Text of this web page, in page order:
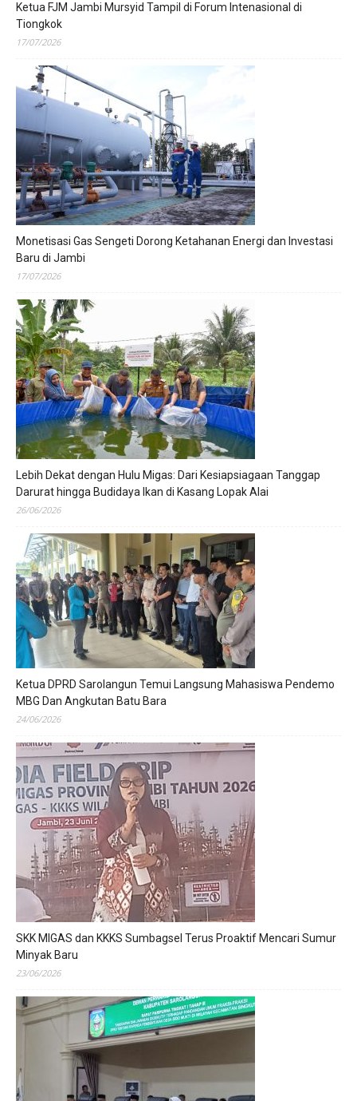
Ketua FJM Jambi Mursyid Tampil di Forum Intenasional di
Tiongkok
17/07/2026
Monetisasi Gas Sengeti Dorong Ketahanan Energi dan Investasi
Baru di Jambi
17/07/2026
Lebih Dekat dengan Hulu Migas: Dari Kesiapsiagaan Tanggap
Darurat hingga Budidaya Ikan di Kasang Lopak Alai
26/06/2026
Ketua DPRD Sarolangun Temui Langsung Mahasiswa Pendemo
MBG Dan Angkutan Batu Bara
24/06/2026
SKK MIGAS dan KKKS Sumbagsel Terus Proaktif Mencari Sumur
Minyak Baru
23/06/2026